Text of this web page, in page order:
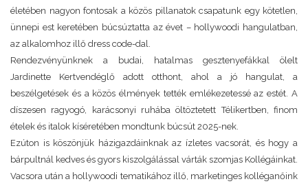
életében nagyon fontosak a közös pillanatok csapatunk egy kötetlen,
ünnepi est keretében búcsúztatta az évet – hollywoodi hangulatban,
az alkalomhoz illő dress code-dal.
Rendezvényünknek a budai, hatalmas gesztenyefákkal ölelt
Jardinette Kertvendéglő adott otthont, ahol a jó hangulat, a
beszélgetések és a közös élmények tették emlékezetessé az estét. A
díszesen ragyogó, karácsonyi ruhába öltöztetett Télikertben, finom
ételek és italok kíséretében mondtunk búcsút 2025-nek.
Ezúton is köszönjük házigazdáinknak az ízletes vacsorát, és hogy a
bárpultnál kedves és gyors kiszolgálással várták szomjas Kollégáinkat.
Vacsora után a hollywoodi tematikához illő, marketinges kolléganőink